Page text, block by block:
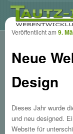
Neue
Design
Veröffentlicht am9.
Dieses Jahr wurde
und neu designed.
Website für